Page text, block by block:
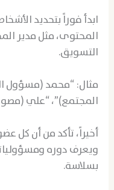
ابدأ فوراً بتحديد
المحتوى، مثل مدير
التسويق.
مثال: “محمد (مسؤول
المجتمع)”، “علي
أخيراً، تأكد من أن كل
ويعرف دوره
بسلاسة.